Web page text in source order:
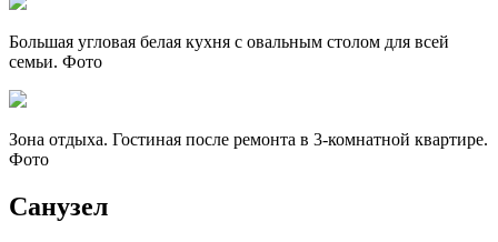
Большая угловая белая кухня с овальным столом для всей
семьи. Фото
Зона отдыха. Гостиная после ремонта в 3-комнатной квартире.
Фото
Санузел